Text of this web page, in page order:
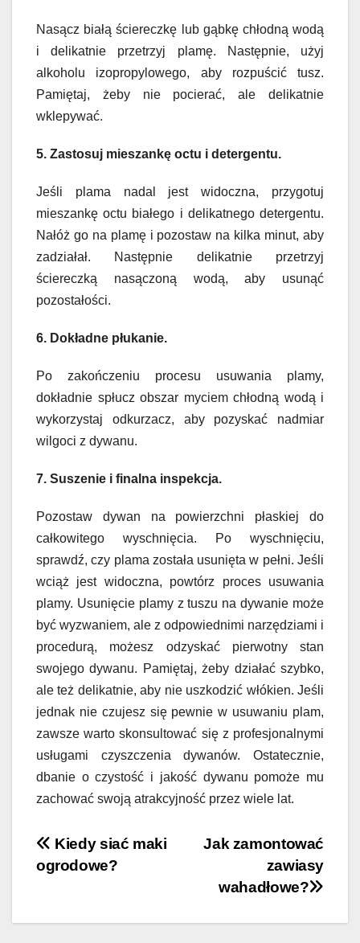
Nasącz białą ściereczkę lub gąbkę chłodną wodą
i delikatnie przetrzyj plamę. Następnie, użyj
alkoholu izopropylowego, aby rozpuścić tusz.
Pamiętaj, żeby nie pocierać, ale delikatnie
wklepywać.
5. Zastosuj mieszankę octu i detergentu.
Jeśli plama nadal jest widoczna, przygotuj
mieszankę octu białego i delikatnego detergentu.
Nałóż go na plamę i pozostaw na kilka minut, aby
zadziałał. Następnie delikatnie przetrzyj
ściereczką nasączoną wodą, aby usunąć
pozostałości.
6. Dokładne płukanie.
Po zakończeniu procesu usuwania plamy,
dokładnie spłucz obszar myciem chłodną wodą i
wykorzystaj odkurzacz, aby pozyskać nadmiar
wilgoci z dywanu.
7. Suszenie i finalna inspekcja.
Pozostaw dywan na powierzchni płaskiej do
całkowitego wyschnięcia. Po wyschnięciu,
sprawdź, czy plama została usunięta w pełni. Jeśli
wciąż jest widoczna, powtórz proces usuwania
plamy. Usunięcie plamy z tuszu na dywanie może
być wyzwaniem, ale z odpowiednimi narzędziami i
procedurą, możesz odzyskać pierwotny stan
swojego dywanu. Pamiętaj, żeby działać szybko,
ale też delikatnie, aby nie uszkodzić włókien. Jeśli
jednak nie czujesz się pewnie w usuwaniu plam,
zawsze warto skonsultować się z profesjonalnymi
usługami czyszczenia dywanów. Ostatecznie,
dbanie o czystość i jakość dywanu pomoże mu
zachować swoją atrakcyjność przez wiele lat.
Nawigacja
wpisu
Jak zamontować
zawiasy
wahadłowe?
Kiedy siać maki
ogrodowe?